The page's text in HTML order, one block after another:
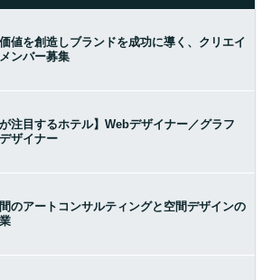
値を創造しブランドを成功に導く、クリエイ
ンバー募集
が注目するホテル】Webデザイナー／グラフ
ザイナー
のアートコンサルティングと空間デザインの